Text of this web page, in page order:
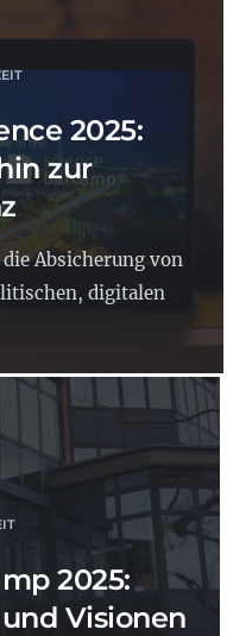
2025:
zur
Absicherung von
digitalen
2025:
Visionen